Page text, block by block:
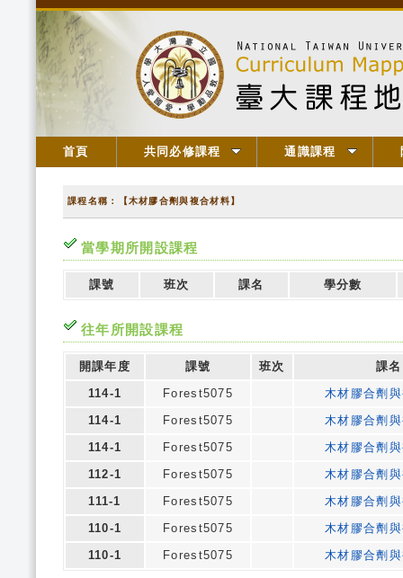
首頁 共同必修課程 通識課程
課程名稱：【木材膠合劑與複合材料】
當學期所開設課程
課號 班次 課名 學分數
往年所開設課程
開課年度 課號 班次
課名
114-1
Forest5075
木材膠合劑
114-1
Forest5075
木材膠合劑
114-1
Forest5075
木材膠合劑
112-1
Forest5075
木材膠合劑
111-1
Forest5075
木材膠合劑
110-1
Forest5075
木材膠合劑
110-1
Forest5075 木材膠合劑